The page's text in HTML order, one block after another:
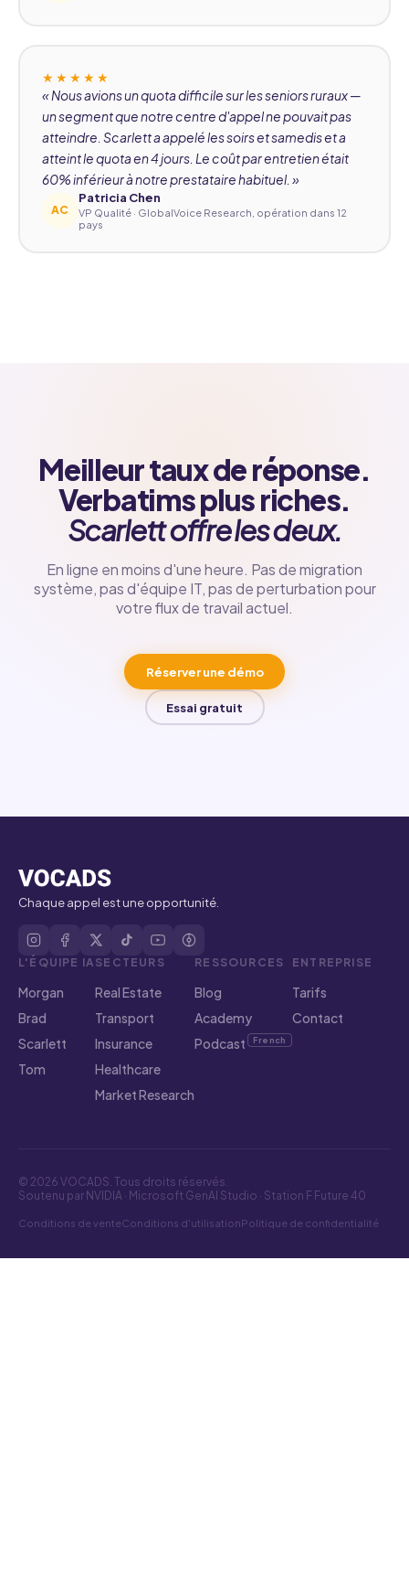
★★★★★
« Nous avions un quota difficile sur les seniors ruraux —
un segment que notre centre d'appel ne pouvait pas
atteindre. Scarlett a appelé les soirs et samedis et a
atteint le quota en 4 jours. Le coût par entretien était
60% inférieur à notre prestataire habituel. »
AC
Patricia Chen
VP Qualité · GlobalVoice Research, opération dans 12
pays
Meilleur taux de réponse.
Verbatims plus riches.
Scarlett offre les deux.
En ligne en moins d'une heure. Pas de migration
système, pas d'équipe IT, pas de perturbation pour
votre flux de travail actuel.
Réserver une démo
Essai gratuit
Chaque appel est une opportunité.
L'ÉQUIPE IA
Morgan
Brad
Scarlett
Tom
SECTEURS
Real Estate
Transport
Insurance
Healthcare
Market Research
RESSOURCES
Blog
Academy
Podcast
French
ENTREPRISE
Tarifs
Contact
© 2026 VOCADS. Tous droits réservés.
Soutenu par NVIDIA · Microsoft GenAI Studio · Station F Future 40
Conditions de venteConditions d'utilisationPolitique de confidentialité